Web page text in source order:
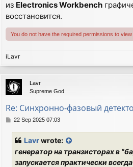
из Electronics Workbench
восстановится.
You do not have the required permissions to
iLavr
Lavr
Supreme God
Re: Синхронно-фазовый
P22 Sep 2025 07:03
Lavrwrote:
генератор на транзисторах в
запускается практически